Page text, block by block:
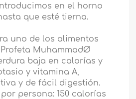
en el horno
que esté tierna.
uno de los alimentos
MuhammadØ
baja en calorías y
y vitamina A,
y de fácil digestión.
persona: 150 calorías